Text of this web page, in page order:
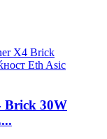
Brick 30W